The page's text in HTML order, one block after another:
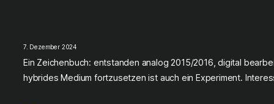
7. Dezember 2024
Ein Zeichenbuch: entstanden analog 2015/2016, digital
hybrides Medium fortzusetzen ist auch ein Experiment.